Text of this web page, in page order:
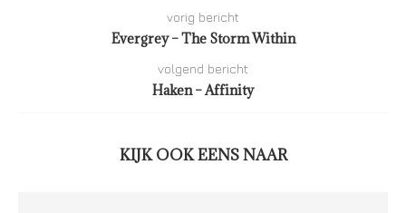
vorig bericht
Evergrey – The Storm Within
volgend bericht
Haken – Affinity
KIJK OOK EENS NAAR